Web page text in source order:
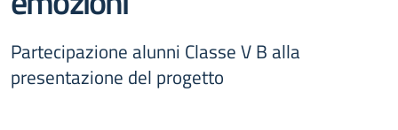
Partecipazione alunni Classe V B alla
presentazione del progetto